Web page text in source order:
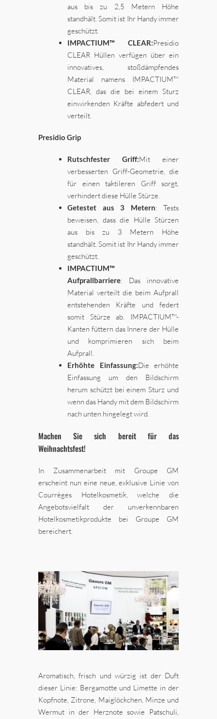
aus bis zu 2,5 Metern Höhe
standhält. Somit ist Ihr Handy immer
geschützt.
IMPACTIUM™ CLEAR:Presidio
CLEAR Hüllen verfügen über ein
innovatives, stoßdämpfendes
Material namens IMPACTIUM™
CLEAR, das die bei einem Sturz
einwirkenden Kräfte abfedert und
verteilt.
Presidio Grip
Rutschfester Griff:Mit einer
verbesserten Griff-Geometrie, die
für einen taktileren Griff sorgt,
verhindert diese Hülle Stürze.
Getestet aus 3 Metern: Tests
beweisen, dass die Hülle Stürzen
aus bis zu 3 Metern Höhe
standhält. Somit ist Ihr Handy immer
geschützt.
IMPACTIUM™
Aufprallbarriere: Das innovative
Material verteilt die beim Aufprall
entstehenden Kräfte und federt
somit Stürze ab. IMPACTIUM™-
Kanten füttern das Innere der Hülle
und komprimieren sich beim
Aufprall.
Erhöhte Einfassung:Die erhöhte
Einfassung um den Bildschirm
herum schützt bei einem Sturz und
wenn das Handy mit dem Bildschirm
nach unten hingelegt wird.
Machen Sie sich bereit für das
Weihnachtsfest!
In Zusammenarbeit mit Groupe GM
erscheint nun eine neue, exklusive Linie von
Courrèges Hotelkosmetik, welche die
Angebotsvielfalt der unverkennbaren
Hotelkosmetikprodukte bei Groupe GM
bereichert.
Aromatisch, frisch und würzig ist der Duft
dieser Linie: Bergamotte und Limette in der
Kopfnote, Zitrone, Maiglöckchen, Minze und
Wermut in der Herznote sowie Patschuli,